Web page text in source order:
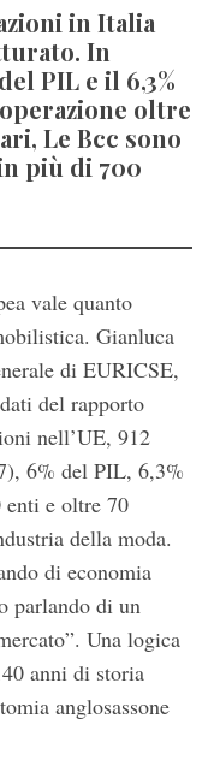
in Italia
In
PIL e il 6,3%
oltre
Le Bcc sono
più di 700
vale quanto
Gianluca
di EURICSE,
del rapporto
nell’UE, 912
6% del PIL, 6,3%
enti e oltre 70
della moda.
di economia
parlando di un
Una logica
anni di storia
anglosassone